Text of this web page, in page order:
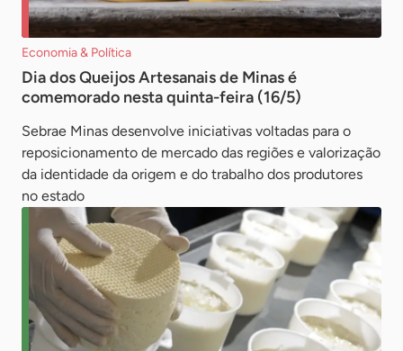
Economia & Política
Dia dos Queijos Artesanais de Minas é
comemorado nesta quinta-feira (16/5)
Sebrae Minas desenvolve iniciativas voltadas para o
reposicionamento de mercado das regiões e valorização
da identidade da origem e do trabalho dos produtores
no estado